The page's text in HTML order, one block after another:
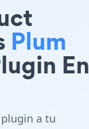
Plum
En
a tu